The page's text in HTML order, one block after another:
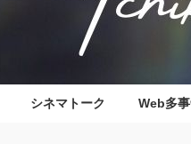
シネマトーク Web多